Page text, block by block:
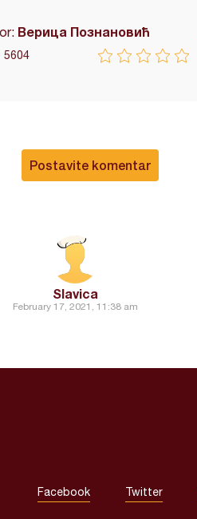
Верица Познановић
5604
Postavite komentar
Slavica
February 17, 2021, 11:38 am
Facebook Twitter